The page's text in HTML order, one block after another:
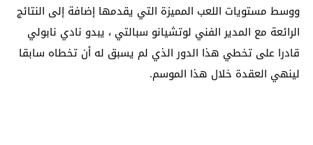
ووسط مستويات اللعب المميزة التي يقدمها إضافة إلى النتائج
الرائعة مع المدير الفني لوتشيانو سبالتي ، يبدو نادي نابولي
قادرا على تخطي هذا الدور الذي لم يسبق له أن تخطاه سابقا
لينهي العقدة خلال هذا الموسم.